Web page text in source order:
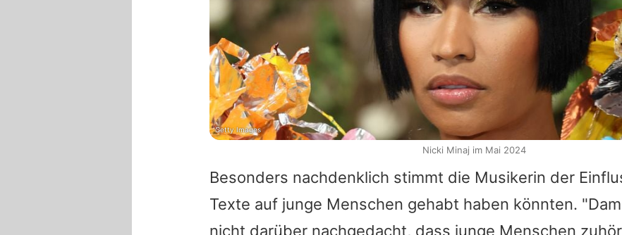
Besonders nachdenklich stimmt die Musikerin der
Texte auf junge Menschen gehabt haben könnten.
nicht darüber nachgedacht, dass junge Menschen
Getty Images
Nicki Minaj im Mai 2024